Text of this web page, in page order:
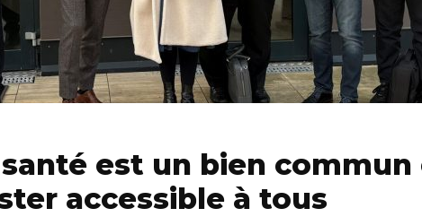
est un bien commun
accessible à tous